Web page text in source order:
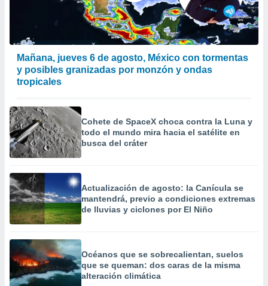
Mañana, jueves 6 de agosto, México con tormentas
y posibles granizadas por monzón y ondas
tropicales
Cohete de SpaceX choca contra la Luna y
todo el mundo mira hacia el satélite en
busca del cráter
Actualización de agosto: la Canícula se
mantendrá, previo a condiciones extremas
de lluvias y ciclones por El Niño
Océanos que se sobrecalientan, suelos
que se queman: dos caras de la misma
alteración climática